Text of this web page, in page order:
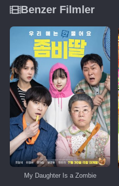
Benzer Filmler
My Daughter Is a Zombie